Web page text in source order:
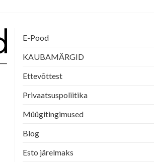
E-Pood
KAUBAMÄRGID
Ettevõttest
Privaatsuspoliitika
Müügitingimused
Blog
Esto järelmaks